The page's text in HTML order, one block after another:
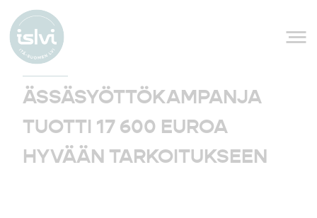
Siirry sisältöön
ÄSSÄSYÖTTÖKAMPANJA
TUOTTI 17 600 EUROA
HYVÄÄN TARKOITUKSEEN